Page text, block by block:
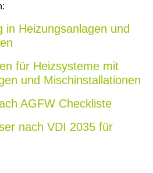
in Heizungsanlagen und
für Heizsysteme mit
und Mischinstallationen
AGFW Checkliste
nach VDI 2035 für